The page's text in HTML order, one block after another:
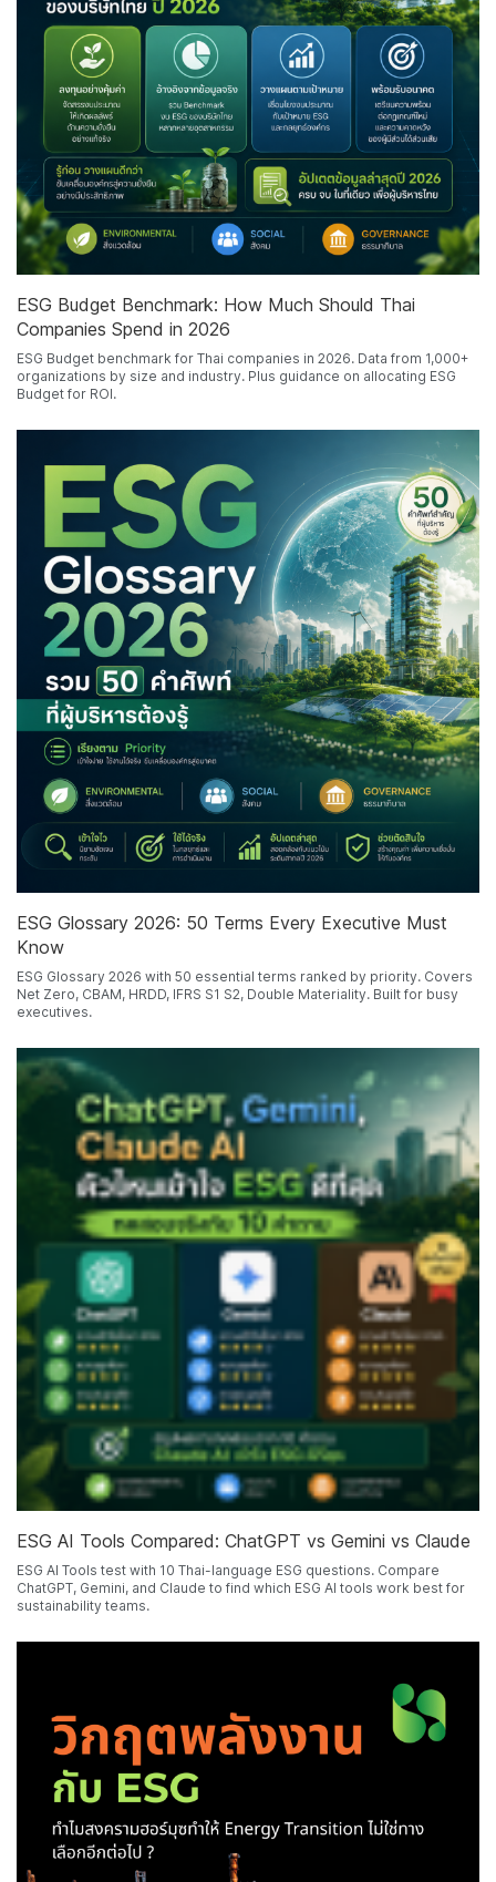
ESG Budget Benchmark: How Much Should Thai
Companies Spend in 2026
ESG Budget benchmark for Thai companies in 2026. Data from 1,000+
organizations by size and industry. Plus guidance on allocating ESG
Budget for ROI.
ESG Glossary 2026: 50 Terms Every Executive Must
Know
ESG Glossary 2026 with 50 essential terms ranked by priority. Covers
Net Zero, CBAM, HRDD, IFRS S1 S2, Double Materiality. Built for busy
executives.
ESG AI Tools Compared: ChatGPT vs Gemini vs Claude
ESG AI Tools test with 10 Thai-language ESG questions. Compare
ChatGPT, Gemini, and Claude to find which ESG AI tools work best for
sustainability teams.